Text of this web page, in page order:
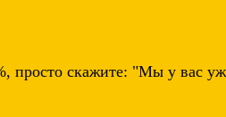
, просто скажите: "Мы у вас